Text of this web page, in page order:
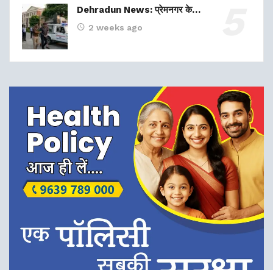
Dehradun News: प्रेमनगर के…
2 weeks ago